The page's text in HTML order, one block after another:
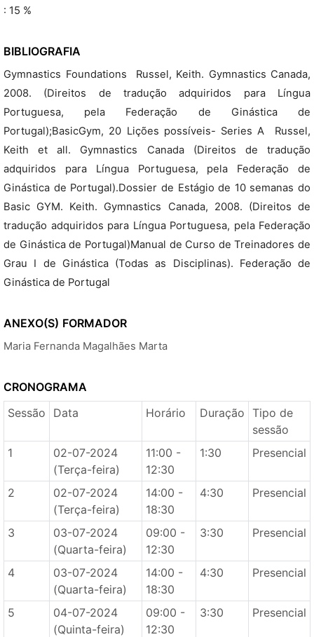
: 15 %
BIBLIOGRAFIA
Gymnastics Foundations  Russel, Keith. Gymnastics Canada,
2008. (Direitos de tradução adquiridos para Língua
Portuguesa, pela Federação de Ginástica de
Portugal);BasicGym, 20 Lições possíveis- Series A  Russel,
Keith et all. Gymnastics Canada (Direitos de tradução
adquiridos para Língua Portuguesa, pela Federação de
Ginástica de Portugal).Dossier de Estágio de 10 semanas do
Basic GYM. Keith. Gymnastics Canada, 2008. (Direitos de
tradução adquiridos para Língua Portuguesa, pela Federação
de Ginástica de Portugal)Manual de Curso de Treinadores de
Grau I de Ginástica (Todas as Disciplinas). Federação de
Ginástica de Portugal
ANEXO(S) FORMADOR
Maria Fernanda Magalhães Marta
CRONOGRAMA
Sessão
Data Horário Duração Tipo de
sessão
1
02-07-2024
(Terça-feira)
11:00 -
12:30
1:30 Presencial
2
02-07-2024
(Terça-feira)
14:00 -
18:30
4:30 Presencial
3
03-07-2024
(Quarta-feira)
09:00 -
12:30
3:30 Presencial
4
03-07-2024
(Quarta-feira)
14:00 -
18:30
4:30 Presencial
5
04-07-2024
(Quinta-feira)
09:00 -
12:30
3:30 Presencial